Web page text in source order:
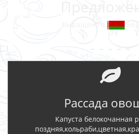
Рассада
Капуста белокочанная